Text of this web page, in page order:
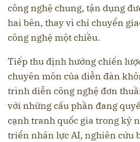
công nghệ chung, tận dụng
hai bên, thay vì chỉ chuyển
công nghệ một chiều.
Tiếp thu định hướng chiến
chuyên môn của diễn đàn
trình diễn công nghệ đơn
với những cấu phần đang
cạnh tranh quốc gia trong kỷ
triển nhân lực AI, nghiên cứu